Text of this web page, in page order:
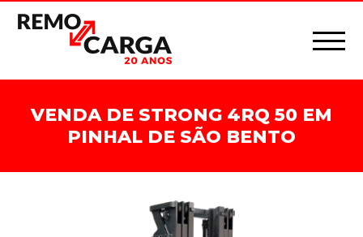
VENDA DE STRONG 4RQ 50 EM
PINHAL DE SÃO BENTO